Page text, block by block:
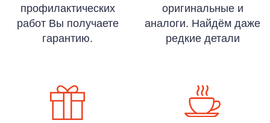
профилактических
работ Вы получаете
гарантию.
оригинальные и
аналоги. Найдём даже
редкие детали